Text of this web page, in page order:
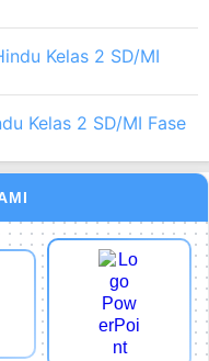
Kelas 2 SD/MI Fase
Kelas 2 SD/MI
Kelas 2 SD/MI Fase